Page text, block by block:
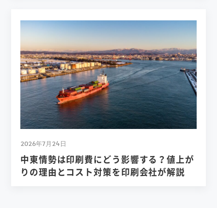
2026年7月24日
中東情勢は印刷費にどう影響する？値上が
りの理由とコスト対策を印刷会社が解説